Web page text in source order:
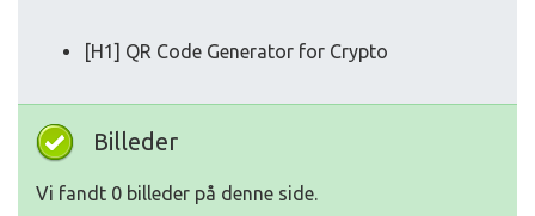
[H1] QR Code Generator for Crypto
Billeder
Vi fandt 0 billeder på denne side.